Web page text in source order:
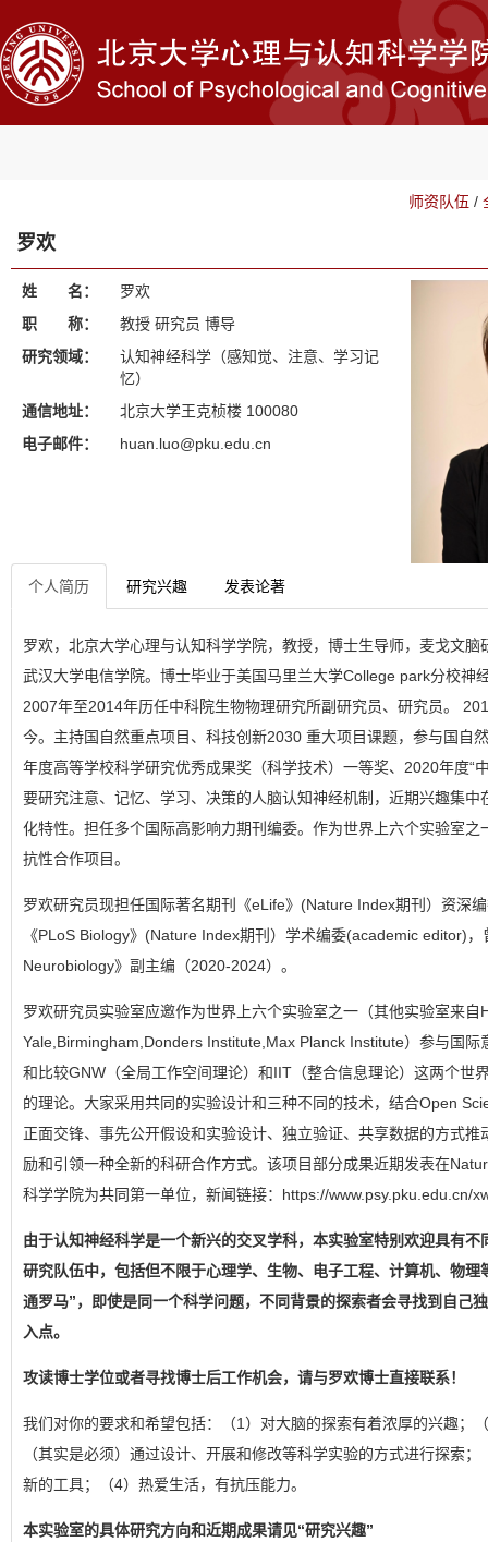
师资队伍 /
罗欢
姓 名：
罗欢
职 称：
教授 研究员 博导
研究领域：
认知神经科学（感知觉、注意、学习记
忆）
通信地址：
北京大学王克桢楼 100080
电子邮件：
huan.luo@pku.edu.cn
个人简历 研究兴趣 发表论著
罗欢，北京大学心理与认知科学学院，教授，博士生导师，麦戈文脑
武汉大学电信学院。博士毕业于美国马里兰大学College park分校神
2007年至2014年历任中科院生物物理研究所副研究员、研究员。
今。主持国自然重点项目、科技创新2030 重大项目课题，参与国自
年度高等学校科学研究优秀成果奖（科学技术）一等奖、2020年度“
要研究注意、记忆、学习、决策的人脑认知神经机制，近期兴趣集中
化特性。担任多个国际高影响力期刊编委。作为世界上六个实验室之
抗性合作项目。
罗欢研究员现担任国际著名期刊《eLife》(Nature Index期刊）资深
《PLoS Biology》(Nature Index期刊）学术编委(academic editor)
Neurobiology》副主编（2020-2024）。
罗欢研究员实验室应邀作为世界上六个实验室之一（其他实验室来自
Yale,Birmingham,Donders Institute,Max Planck Institute）参与国际
和比较GNW（全局工作空间理论）和IIT（整合信息理论）这两个世
的理论。大家采用共同的实验设计和三种不同的技术，结合Open
正面交锋、事先公开假设和实验设计、独立验证、共享数据的方式推
励和引领一种全新的科研合作方式。该项目部分成果近期发表在
科学学院为共同第一单位，新闻链接：https://www.psy.pku.edu.cn/
由于认知神经科学是一个新兴的交叉学科，本实验室特别欢迎具有不
研究队伍中，包括但不限于心理学、生物、电子工程、计算机、物理
通罗马”，即使是同一个科学问题，不同背景的探索者会寻找到自己
入点。
攻读博士学位或者寻找博士后工作机会，请与罗欢博士直接联系！
我们对你的要求和希望包括：（1）对大脑的探索有着浓厚的兴趣；
（其实是必须）通过设计、开展和修改等科学实验的方式进行探索
新的工具；（4）热爱生活，有抗压能力。
本实验室的具体研究方向和近期成果请见“研究兴趣”